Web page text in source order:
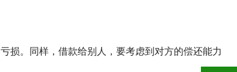
。同样，借款给别人，要考虑到对方的偿还能力